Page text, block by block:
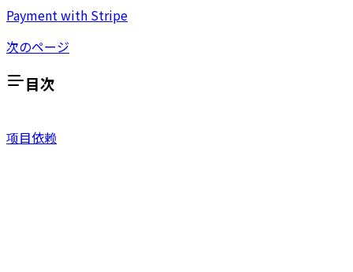
Payment with Stripe
次のページ
目次
项目依赖